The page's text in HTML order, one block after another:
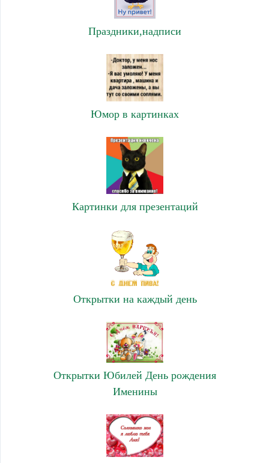
Праздники,надписи
Юмор в картинках
Картинки для презентаций
Открытки на каждый день
Открытки Юбилей День рождения
Именины